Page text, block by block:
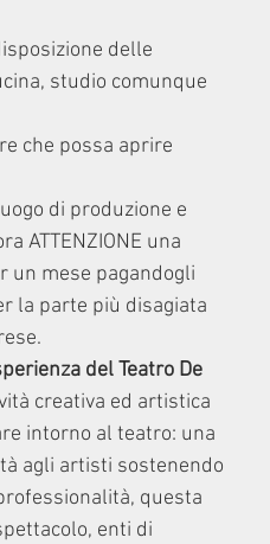
delle
studio comunque
che possa aprire
di produzione e
ATTENZIONE una
un mese pagandogli
la parte più disagiata
del Teatro De
creativa ed artistica
intorno al teatro: una
agli artisti sostenendo
questa
enti di